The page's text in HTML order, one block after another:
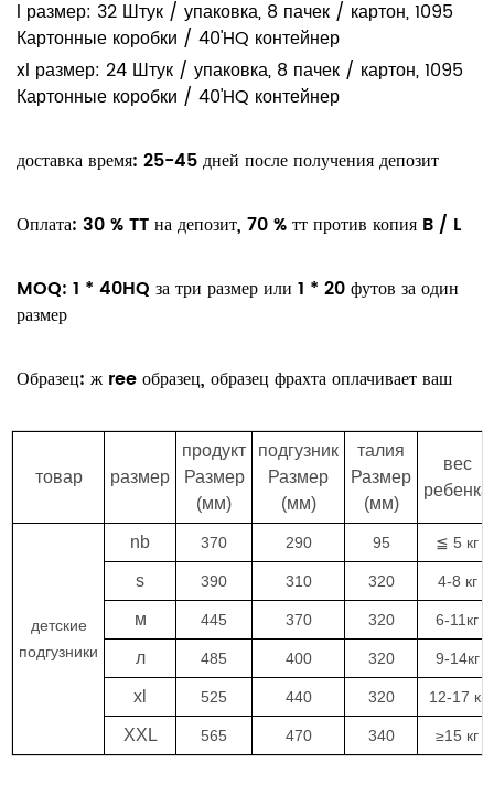
l размер: 32 Штук / упаковка, 8 пачек / картон, 1095
Картонные коробки / 40'HQ контейнер
xl размер: 24 Штук / упаковка, 8 пачек / картон, 1095
Картонные коробки / 40'HQ контейнер
доставка время: 25-45 дней после получениядепозит
Оплата: 30 % TT на депозит, 70 % тт против копия B / L
MOQ: 1 * 40HQ затри размер или 1 * 20 футов заодин
размер
Образец: ж ree образец, образец фрахта оплачивает ваш
товар размер
продукт
Размер
(мм)
подгузник
Размер
(мм)
талия
Размер
(мм)
вес
ребенка
детские
подгузники
nb 370 290 95 ≦ 5 кг
s 390 310 320 4-8 кг
м 445 370 320 6-11кг
л 485 400 320 9-14кг
xl 525 440 320 12-17 кг
XXL 565 470 340 ≥15 кг